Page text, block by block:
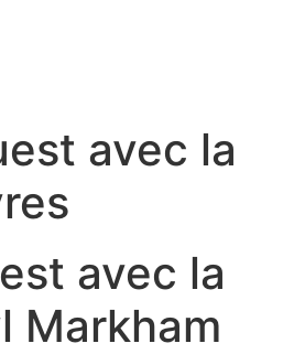
avec la
avec la
Markham